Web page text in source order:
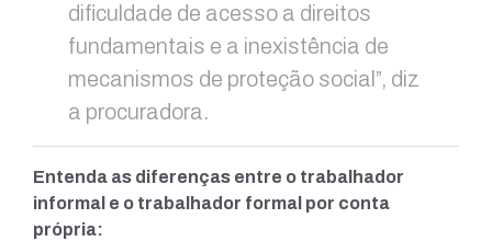
dificuldade de acesso a direitos
fundamentais e a inexistência de
mecanismos de proteção social”, diz
a procuradora.
Entenda as diferenças entre o trabalhador
informal e o trabalhador formal por conta
própria: